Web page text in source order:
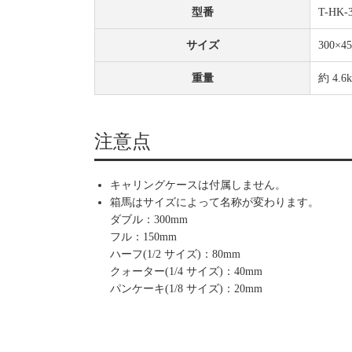
型番 T-HK-
サイズ
重量 約
注意点
キャリングケースは付属しません。
箱馬はサイズによって名称が変わります。
ダブル：300mm
フル：150mm
ハーフ(1/2 サイズ)：80mm
クォーター(1/4 サイズ)：40mm
パンケーキ(1/8 サイズ)：20mm